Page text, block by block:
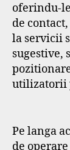
oferindu-
de
la servicii
sugestive,
utilizatorii
Pe langa
de